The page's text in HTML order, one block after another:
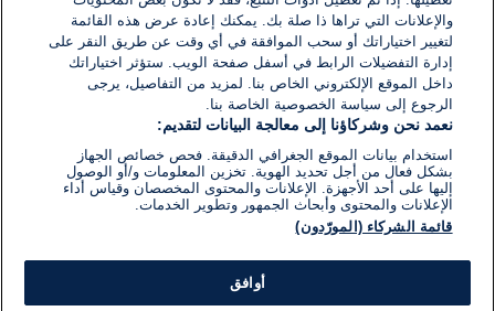
والإعلانات التي تراها ذا صلة بك. يمكنك إعادة عرض هذه القائمة
لتغيير اختياراتك أو سحب الموافقة في أي وقت عن طريق النقر على
إدارة التفضيلات الرابط في أسفل صفحة الويب. ستؤثر اختياراتك
داخل الموقع الإلكتروني الخاص بنا. لمزيد من التفاصيل، يرجى
الرجوع إلى سياسة الخصوصية الخاصة بنا.
نعمد نحن وشركاؤنا إلى معالجة البيانات لتقديم:
استخدام بيانات الموقع الجغرافي الدقيقة. فحص خصائص الجهاز
بشكل فعال من أجل تحديد الهوية. تخزين المعلومات و/أو الوصول
إليها على أحد الأجهزة. الإعلانات والمحتوى المخصصان وقياس أداء
الإعلانات والمحتوى وأبحاث الجمهور وتطوير الخدمات.
قائمة الشركاء (المورّدون)
أوافق